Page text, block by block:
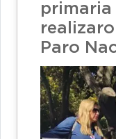
primaria
Paro